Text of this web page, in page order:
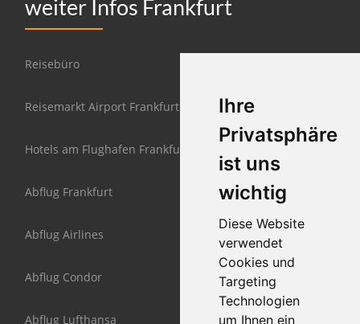
Ihre
Privatsphäre
ist uns
wichtig
Diese Website
verwendet
Cookies und
Targeting
Technologien
um Ihnen ein
weiter Infos Frankfurt
Reisebüro
Reisemarkt Airport Frankfurt
Hotels am Flughafen Frankfurt
Abflug Frankfurt
Abflug Airlines
Abflug Condor
Abflug Lufthansa